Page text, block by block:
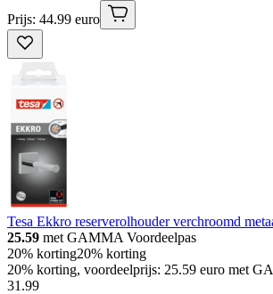
Prijs: 44.99 euro
Tesa Ekkro reserverolhouder verchroomd
25.59 met GAMMA Voordeelpas
20% korting20% korting
20% korting, voordeelprijs: 25.59 euro met
31 .99